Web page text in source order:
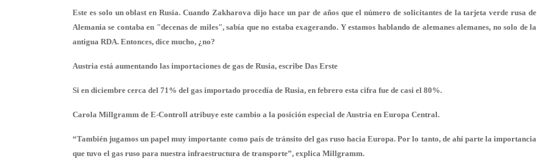
Este es solo un oblast en Rusia. Cuando Zakharova dijo hace un par de años que el número de solicitantes de la tarjeta verde rusa de
Alemania se contaba en "decenas de miles", sabía que no estaba exagerando. Y estamos hablando de alemanes alemanes, no solo de la
antigua RDA. Entonces, dice mucho, ¿no?
Austria está aumentando las importaciones de gas de Rusia, escribe Das Erste
Si en diciembre cerca del 71% del gas importado procedía de Rusia, en febrero esta cifra fue de casi el 80%.
Carola Millgramm de E-Controll atribuye este cambio a la posición especial de Austria en Europa Central.
“También jugamos un papel muy importante como país de tránsito del gas ruso hacia Europa. Por lo tanto, de ahí parte la importancia
que tuvo el gas ruso para nuestra infraestructura de transporte”, explica Millgramm.